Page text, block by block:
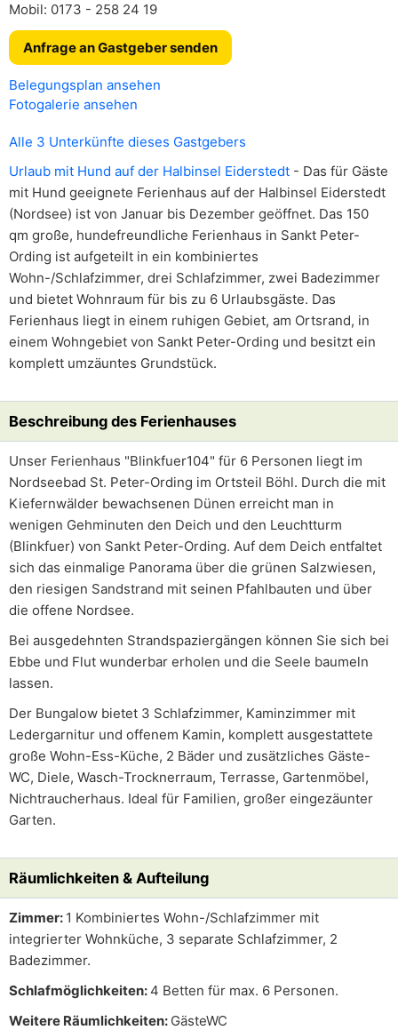
Mobil: 0173 - 258 24 19
Anfrage an Gastgeber senden
Belegungsplan ansehen
Fotogalerie ansehen
Alle 3 Unterkünfte dieses Gastgebers
Urlaub mit Hund auf der Halbinsel Eiderstedt - Das für Gäste
mit Hund geeignete Ferienhaus auf der Halbinsel Eiderstedt
(Nordsee) ist von Januar bis Dezember geöffnet. Das 150
qm große, hundefreundliche Ferienhaus in Sankt Peter-
Ording ist aufgeteilt in ein kombiniertes
Wohn-/Schlafzimmer, drei Schlafzimmer, zwei Badezimmer
und bietet Wohnraum für bis zu 6 Urlaubsgäste. Das
Ferienhaus liegt in einem ruhigen Gebiet, am Ortsrand, in
einem Wohngebiet von Sankt Peter-Ording und besitzt ein
komplett umzäuntes Grundstück.
Beschreibung des Ferienhauses
Unser Ferienhaus "Blinkfuer104" für 6 Personen liegt im
Nordseebad St. Peter-Ording im Ortsteil Böhl. Durch die mit
Kiefernwälder bewachsenen Dünen erreicht man in
wenigen Gehminuten den Deich und den Leuchtturm
(Blinkfuer) von Sankt Peter-Ording. Auf dem Deich entfaltet
sich das einmalige Panorama über die grünen Salzwiesen,
den riesigen Sandstrand mit seinen Pfahlbauten und über
die offene Nordsee.
Bei ausgedehnten Strandspaziergängen können Sie sich bei
Ebbe und Flut wunderbar erholen und die Seele baumeln
lassen.
Der Bungalow bietet 3 Schlafzimmer, Kaminzimmer mit
Ledergarnitur und offenem Kamin, komplett ausgestattete
große Wohn-Ess-Küche, 2 Bäder und zusätzliches Gäste-
WC, Diele, Wasch-Trocknerraum, Terrasse, Gartenmöbel,
Nichtraucherhaus. Ideal für Familien, großer eingezäunter
Garten.
Räumlichkeiten & Aufteilung
Zimmer: 1 Kombiniertes Wohn-/Schlafzimmer mit
integrierter Wohnküche, 3 separate Schlafzimmer, 2
Badezimmer.
Schlafmöglichkeiten: 4 Betten für max. 6 Personen.
Weitere Räumlichkeiten: GästeWC